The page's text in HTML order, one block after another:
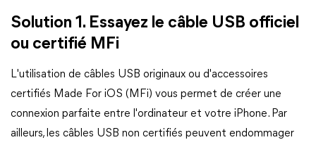
Solution 1. Essayez le câble USB officiel
ou certifié MFi
L'utilisation de câbles USB originaux ou d'accessoires
certifiés Made For iOS (MFi) vous permet de créer une
connexion parfaite entre l'ordinateur et votre iPhone. Par
ailleurs, les câbles USB non certifiés peuvent endommager